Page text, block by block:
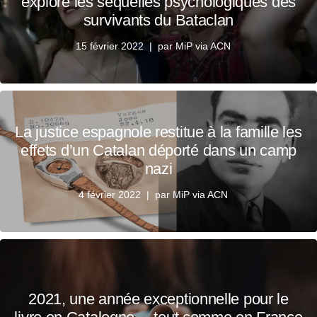
survivants du Bataclan
15 février 2022 parMiP via ACN
La justice espagnole restitue à la famille les
effets d’un Catalan déporté dans un camp
nazi
4 février 2022 par MiP via ACN
2021, une année exceptionnelle pour le